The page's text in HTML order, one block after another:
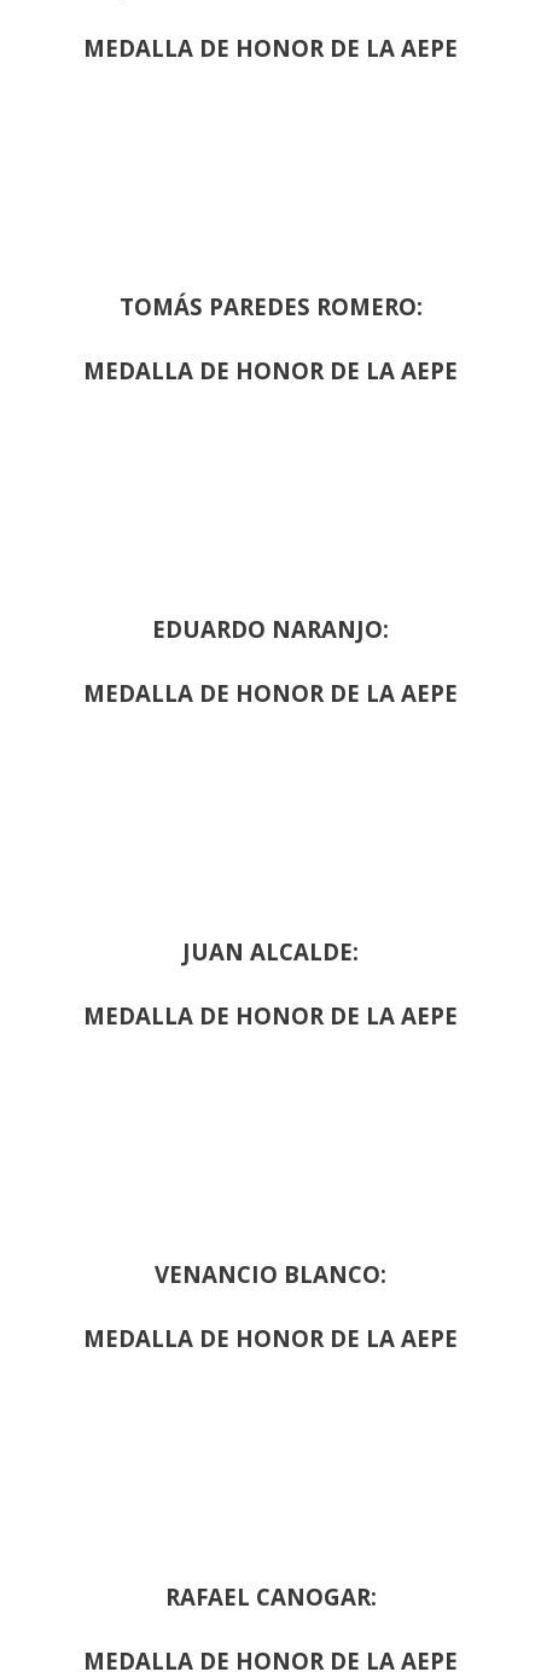
MEDALLA DE HONOR DE LA AEPE
TOMÁS PAREDES ROMERO:
MEDALLA DE HONOR DE LA AEPE
EDUARDO NARANJO:
MEDALLA DE HONOR DE LA AEPE
JUAN ALCALDE:
MEDALLA DE HONOR DE LA AEPE
VENANCIO BLANCO:
MEDALLA DE HONOR DE LA AEPE
RAFAEL CANOGAR:
MEDALLA DE HONOR DE LA AEPE